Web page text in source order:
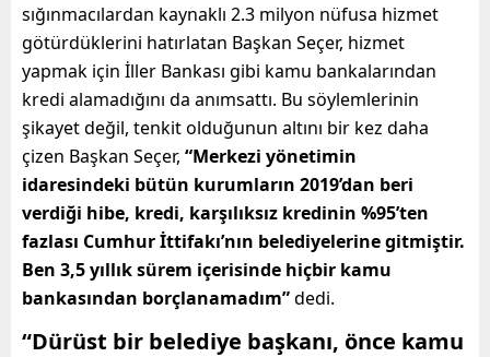
sığınmacılardan kaynaklı 2.3 milyon nüfusa hizmet
götürdüklerini hatırlatan Başkan Seçer, hizmet
yapmak için İller Bankası gibi kamu bankalarından
kredi alamadığını da anımsattı. Bu söylemlerinin
şikayet değil, tenkit olduğunun altını bir kez daha
çizen Başkan Seçer, “Merkezi yönetimin
idaresindeki bütün kurumların 2019’dan beri
verdiği hibe, kredi, karşılıksız kredinin %95’ten
fazlası Cumhur İttifakı’nın belediyelerine gitmiştir.
Ben 3,5 yıllık sürem içerisinde hiçbir kamu
bankasından borçlanamadım”dedi.
“Dürüst bir belediye başkanı, önce kamu